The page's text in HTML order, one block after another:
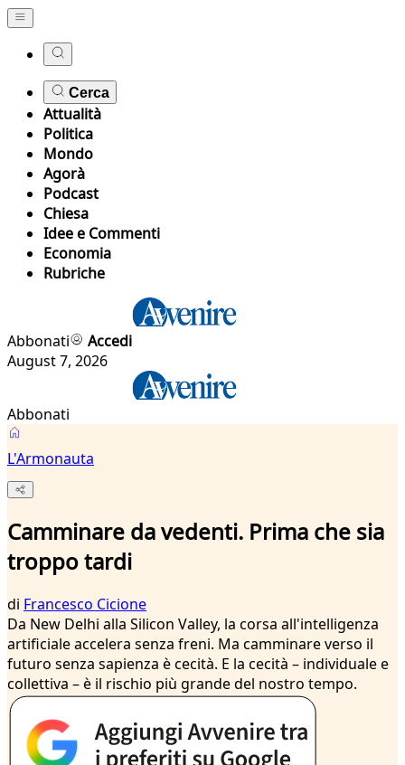
Cerca
Attualità
Politica
Mondo
Agorà
Podcast
Chiesa
Idee e Commenti
Economia
Rubriche
Abbonati
Accedi
August 7, 2026
Abbonati
L'Armonauta
Camminare da vedenti. Prima che sia
troppo tardi
di Francesco Cicione
Da New Delhi alla Silicon Valley, la corsa all'intelligenza
artificiale accelera senza freni. Ma camminare verso il
futuro senza sapienza è cecità. E la cecità – individuale e
collettiva – è il rischio più grande del nostro tempo.